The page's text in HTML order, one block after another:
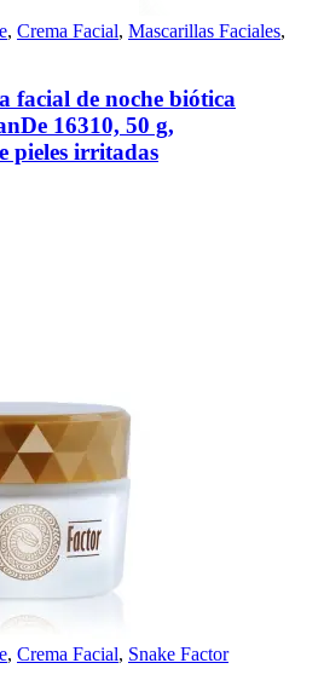
, Crema Facial, Mascarillas Faciales,
facial de noche biótica
16310, 50 g,
pieles irritadas
, Crema Facial, Snake Factor